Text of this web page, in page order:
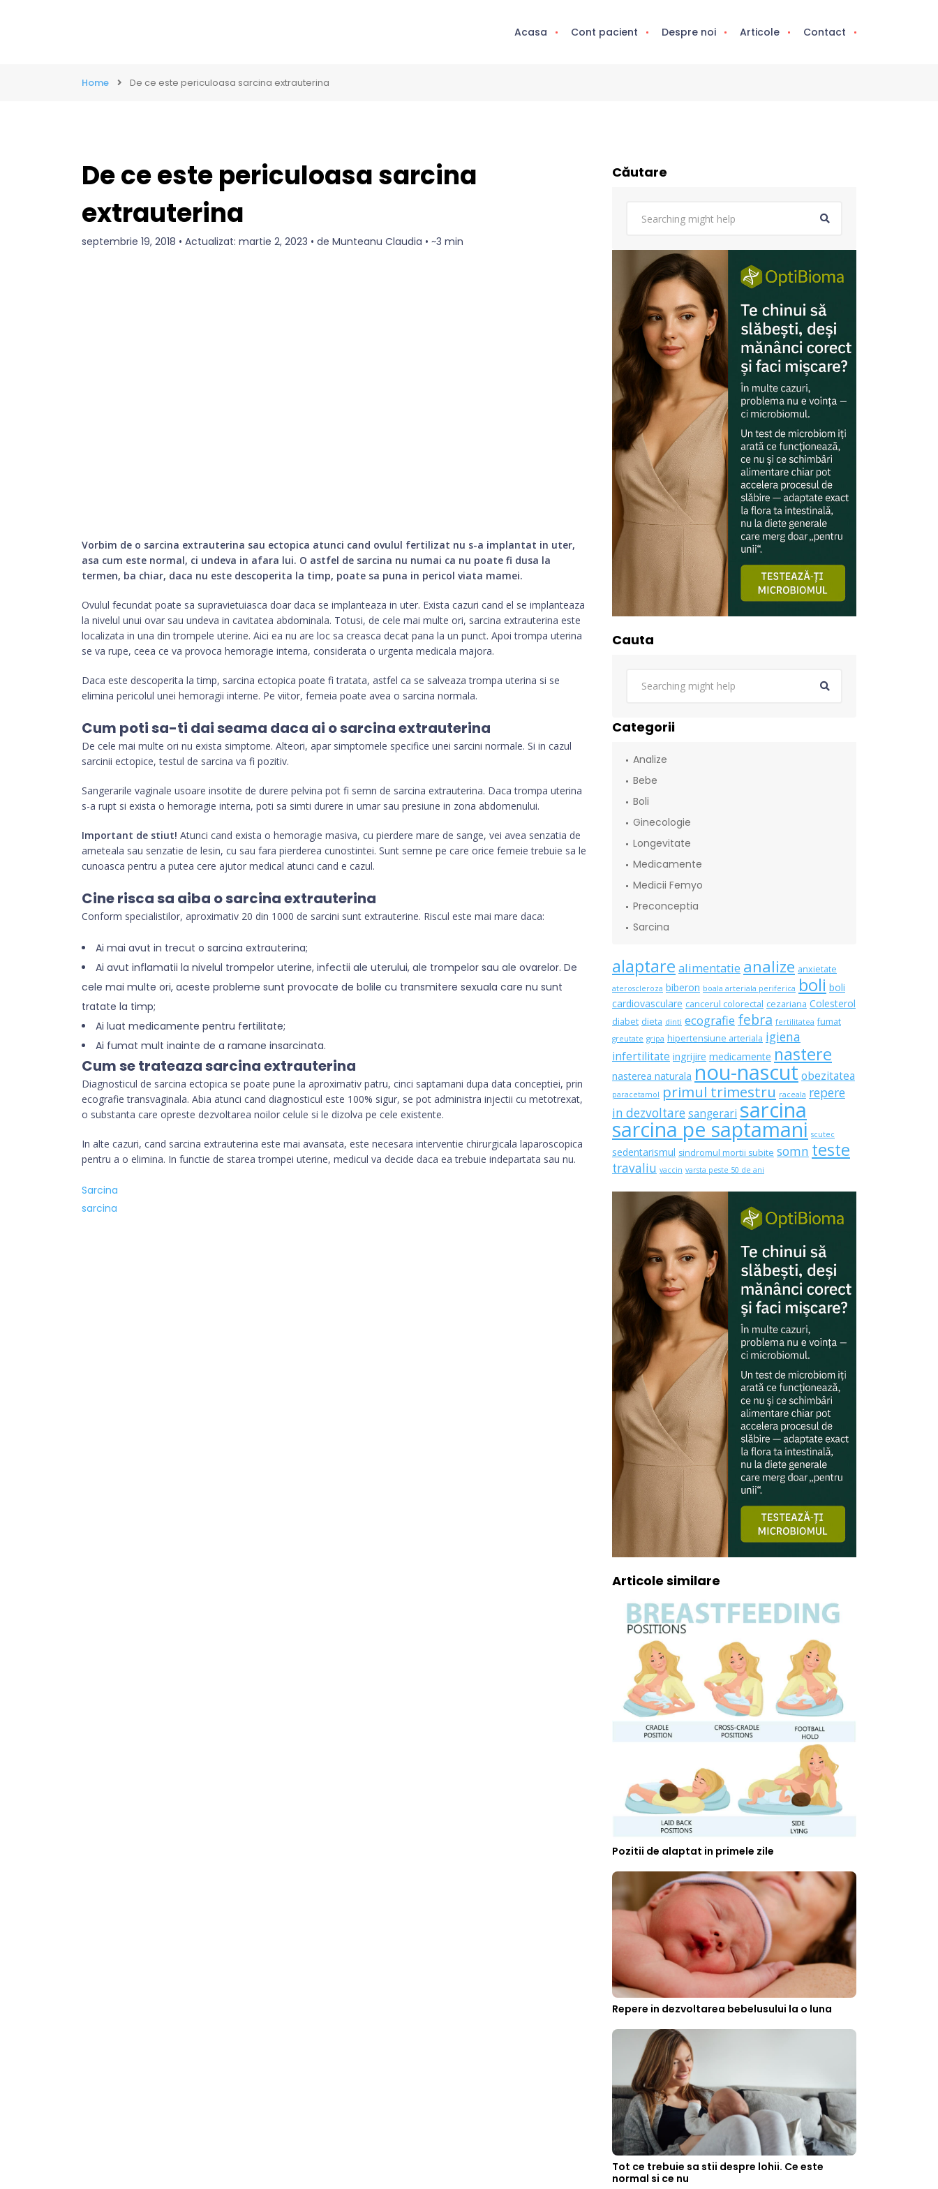
Acasa Cont pacient Despre noi Articole Contact
Home De ce este periculoasa sarcina extrauterina
De ce este periculoasa sarcina
extrauterina
septembrie 19, 2018 • Actualizat: martie 2, 2023 • de Munteanu Claudia • ~3 min
Vorbim de o sarcina extrauterina sau ectopica atunci cand ovulul fertilizat nu s-a implantat in uter,
asa cum este normal, ci undeva in afara lui. O astfel de sarcina nu numai ca nu poate fi dusa la
termen, ba chiar, daca nu este descoperita la timp, poate sa puna in pericol viata mamei.
Ovulul fecundat poate sa supravietuiasca doar daca se implanteaza in uter. Exista cazuri cand el se implanteaza
la nivelul unui ovar sau undeva in cavitatea abdominala. Totusi, de cele mai multe ori, sarcina extrauterina este
localizata in una din trompele uterine. Aici ea nu are loc sa creasca decat pana la un punct. Apoi trompa uterina
se va rupe, ceea ce va provoca hemoragie interna, considerata o urgenta medicala majora.
Daca este descoperita la timp, sarcina ectopica poate fi tratata, astfel ca se salveaza trompa uterina si se
elimina pericolul unei hemoragii interne. Pe viitor, femeia poate avea o sarcina normala.
Cum poti sa-ti dai seama daca ai o sarcina extrauterina
De cele mai multe ori nu exista simptome. Alteori, apar simptomele specifice unei sarcini normale. Si in cazul
sarcinii ectopice, testul de sarcina va fi pozitiv.
Sangerarile vaginale usoare insotite de durere pelvina pot fi semn de sarcina extrauterina. Daca trompa uterina
s-a rupt si exista o hemoragie interna, poti sa simti durere in umar sau presiune in zona abdomenului.
Important de stiut! Atunci cand exista o hemoragie masiva, cu pierdere mare de sange, vei avea senzatia de
ameteala sau senzatie de lesin, cu sau fara pierderea cunostintei. Sunt semne pe care orice femeie trebuie sa le
cunoasca pentru a putea cere ajutor medical atunci cand e cazul.
Cine risca sa aiba o sarcina extrauterina
Conform specialistilor, aproximativ 20 din 1000 de sarcini sunt extrauterine. Riscul este mai mare daca:
Ai mai avut in trecut o sarcina extrauterina;
Ai avut inflamatii la nivelul trompelor uterine, infectii ale uterului, ale trompelor sau ale ovarelor. De
cele mai multe ori, aceste probleme sunt provocate de bolile cu transmitere sexuala care nu sunt
tratate la timp;
Ai luat medicamente pentru fertilitate;
Ai fumat mult inainte de a ramane insarcinata.
Cum se trateaza sarcina extrauterina
Diagnosticul de sarcina ectopica se poate pune la aproximativ patru, cinci saptamani dupa data conceptiei, prin
ecografie transvaginala. Abia atunci cand diagnosticul este 100% sigur, se pot administra injectii cu metotrexat,
o substanta care opreste dezvoltarea noilor celule si le dizolva pe cele existente.
In alte cazuri, cand sarcina extrauterina este mai avansata, este necesara interventie chirurgicala laparoscopica
pentru a o elimina. In functie de starea trompei uterine, medicul va decide daca ea trebuie indepartata sau nu.
Sarcina
sarcina
Căutare
Cauta
Categorii
Analize
Bebe
Boli
Ginecologie
Longevitate
Medicamente
Medicii Femyo
Preconceptia
Sarcina
alaptare alimentatie analize anxietate
ateroscleroza biberon boala arteriala periferica boli boli
cardiovasculare cancerul colorectal cezariana Colesterol
diabet dieta dinti ecografie febra fertilitatea fumat
greutate gripa hipertensiune arteriala igiena
infertilitate ingrijire medicamente nastere
nasterea naturala nou-nascutobezitatea
paracetamol primul trimestru raceala repere
in dezvoltare sangerari sarcina
sarcina pe saptamani scutec
sedentarismul sindromul mortii subite somn teste
travaliu vaccin varsta peste 50 de ani
Articole similare
Pozitii de alaptat in primele zile
Repere in dezvoltarea bebelusului la o luna
Tot ce trebuie sa stii despre lohii. Ce este
normal si ce nu